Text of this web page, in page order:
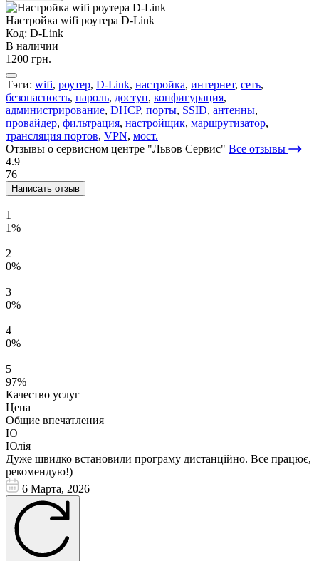
Настройка wifi роутера D-Link
Код: D-Link
В наличии
1200 грн.
Тэги: wifi, роутер, D-Link, настройка, интернет, сеть,
безопасность, пароль, доступ, конфигурация,
администрирование, DHCP, порты, SSID, антенны,
провайдер, фильтрация, настройщик, маршрутизатор,
трансляция портов, VPN, мост.
Отзывы о сервисном центре "Львов Сервис" Все отзывы
4.9
76
Написать отзыв
1
1%
2
0%
3
0%
4
0%
5
97%
Качество услуг
Цена
Общие впечатления
Ю
Юлія
Дуже швидко встановили програму дистанційно. Все працює,
рекомендую!)
6 Марта, 2026